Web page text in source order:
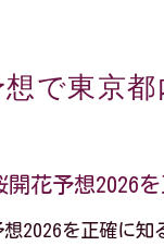
で東京
花予想2026
2026を正確に知